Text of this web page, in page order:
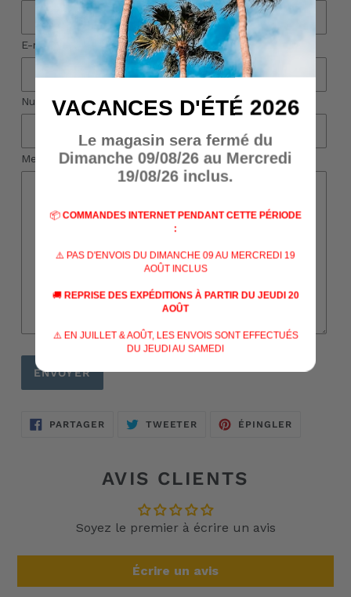
E-mail
Numéro de téléphone
Message
PARTAGERPARTAGER
SUR
TWEETER TWEETERÉPINGLER
AVIS CLIENTS
Soyez le premier à écrire un avis
Écrire un avis
VACANCES D'ÉTÉ 2026
Le magasin sera fermé du
Dimanche 09/08/26 au Mercredi
19/08/26 inclus.
📦 COMMANDES INTERNET PENDANT CETTE PÉRIODE
:
⚠️ PAS D'ENVOIS DU DIMANCHE 09 AU MERCREDI 19
AOÛT INCLUS
🚚 REPRISE DES EXPÉDITIONS À PARTIR DU JEUDI 20
AOÛT
⚠️ EN JUILLET & AOÛT, LES ENVOIS SONT EFFECTUÉS
DU JEUDI AU SAMEDI